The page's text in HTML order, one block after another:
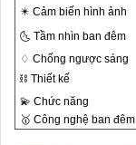
✴️ Cảm biến hình ảnh
🌜 Tầm nhìn ban đêm
♢ Chống ngược sáng
⛓ Thiết kế
💫 Chức năng
🥇️ Công nghệ ban đêm